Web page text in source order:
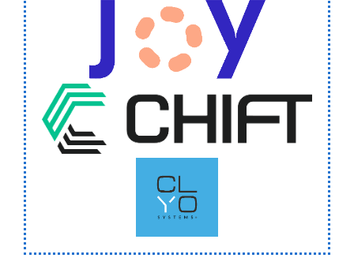
Joy
Chift
Cylo Systems